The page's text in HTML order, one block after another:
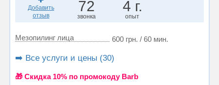
Добавить
отзыв
72
звонка
4 г.
опыт
Мезопилинг лица 600 грн. / 60 мин.
➡️ Все услуги и цены (30)
🎁 Cкидка 10% по промокоду Barb